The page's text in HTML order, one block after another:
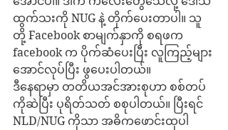
ထွက်သးကို NUG နဲ့ တိုက်ပေးတာပါ။ သူ
တို့ Facebook စာမျက်နှာကို စရဖက
facebook က ပိုက်ဆံပေးပြီး လူကြည့်များ
အောင်လုပ်ပြီး ဖွပေးပါတယ်။
ဒီနေရာမှာ တတိယအင်အားစုဟာ စစ်တပ်
ကိုဆဲပြီး ပုရိတ်သတ် စစုပါတယ်။ ပြီးရင်
NLD/NUG ကိုသာ အဓိကဖောင်းထုပါ